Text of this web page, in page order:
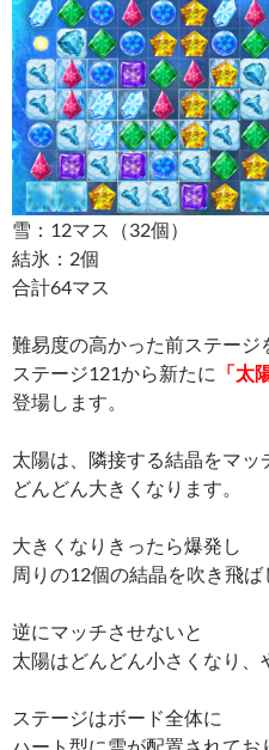
雪：12マス（32個）
結氷：2個
合計64マス
難易度の高かった前ステージ
ステージ121から新たに 「太
登場します。
太陽は、隣接する結晶をマッ
どんどん大きくなります。
大きくなりきったら爆発し
周りの12個の結晶を吹き飛ば
逆にマッチさせないと
太陽はどんどん小さくなり、
ステージはボード全体に